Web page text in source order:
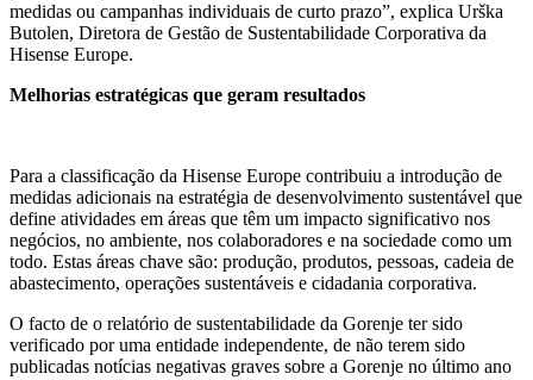
medidas ou campanhas individuais de curto prazo”, explica Urška
Butolen, Diretora de Gestão de Sustentabilidade Corporativa da
Hisense Europe.
Melhorias estratégicas que geram resultados
Para a classificação da Hisense Europe contribuiu a introdução de
medidas adicionais na estratégia de desenvolvimento sustentável que
define atividades em áreas que têm um impacto significativo nos
negócios, no ambiente, nos colaboradores e na sociedade como um
todo. Estas áreas chave são: produção, produtos, pessoas, cadeia de
abastecimento, operações sustentáveis e cidadania corporativa.
O facto de o relatório de sustentabilidade da Gorenje ter sido
verificado por uma entidade independente, de não terem sido
publicadas notícias negativas graves sobre a Gorenje no último ano